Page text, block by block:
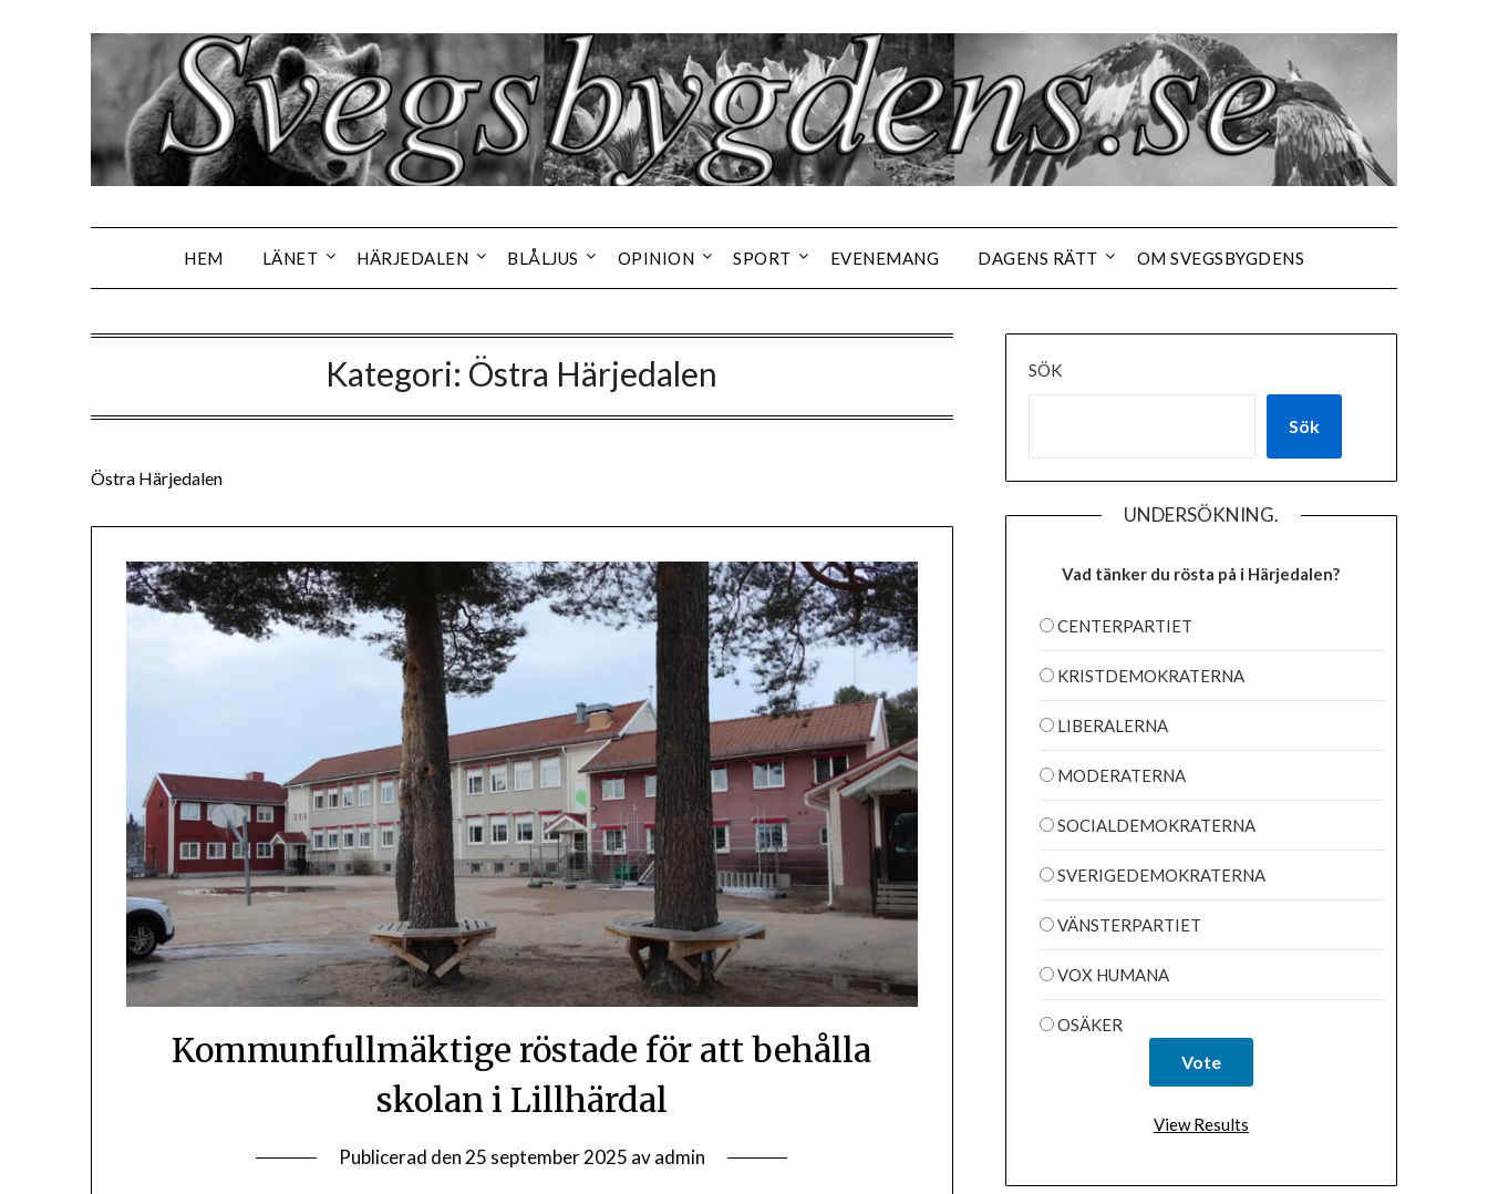
HEM LÄNET HÄRJEDALEN BLÅLJUS OPINION SPORT EVENEMANG DAGENS RÄTT OM SVEGSBYGDENS
Kategori: Östra Härjedalen
Östra Härjedalen
Kommunfullmäktige röstade för att behålla
skolan i Lillhärdal
Publicerad den25 september 2025 avadmin
SÖK
Sök
UNDERSÖKNING.
Vad tänker du rösta på i Härjedalen?
CENTERPARTIET
KRISTDEMOKRATERNA
LIBERALERNA
MODERATERNA
SOCIALDEMOKRATERNA
SVERIGEDEMOKRATERNA
VÄNSTERPARTIET
VOX HUMANA
OSÄKER
View Results